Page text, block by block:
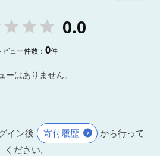
0.0
ビュー件数：0件
ーはありません。
イン後 寄付履歴
から行って
ください。